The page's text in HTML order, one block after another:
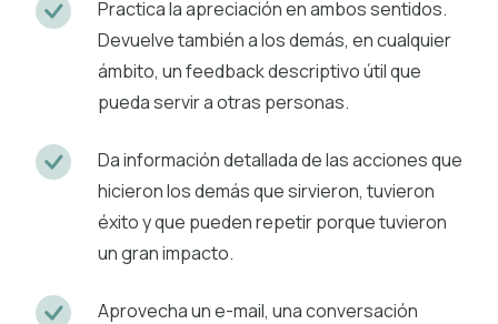
Practica la apreciación en ambos sentidos.
Devuelve también a los demás, en cualquier
ámbito, un feedback descriptivo útil que
pueda servir a otras personas.
Da información detallada de las acciones que
hicieron los demás que sirvieron, tuvieron
éxito y que pueden repetir porque tuvieron
un gran impacto.
Aprovecha un e-mail, una conversación